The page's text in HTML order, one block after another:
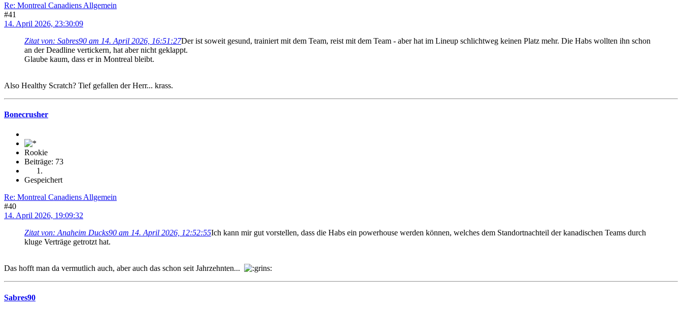
Re: Montreal Canadiens Allgemein
#41
14. April 2026, 23:30:09
Zitat von: Sabres90 am 14. April 2026, 16:51:27Der ist soweit gesund, trainiert mit dem Team, reist mit dem Team - aber hat im Lineup schlichtweg keinen Platz mehr. Die Habs wollten ihn schon
an der Deadline vertickern, hat aber nicht geklappt.
Glaube kaum, dass er in Montreal bleibt.
Also Healthy Scratch? Tief gefallen der Herr... krass.
Bonecrusher
Rookie
Beiträge: 73
Gespeichert
Re: Montreal Canadiens Allgemein
#40
14. April 2026, 19:09:32
Zitat von: Anaheim Ducks90 am 14. April 2026, 12:52:55Ich kann mir gut vorstellen, dass die Habs ein powerhouse werden können, welches dem Standortnachteil der kanadischen Teams durch
kluge Verträge getrotzt hat.
Das hofft man da vermutlich auch, aber auch das schon seit Jahrzehnten...
Sabres90